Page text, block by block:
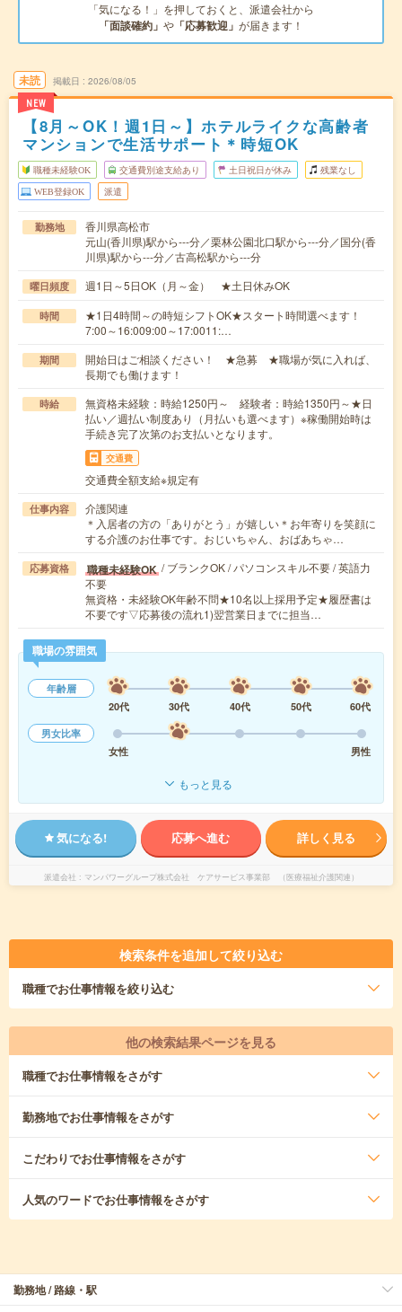
「気になる！」を押しておくと、派遣会社から
「面談確約」 や 「応募歓迎」 が届きます！
未読
NEW
掲載日 2026/08/05
【8月～OK！週1日～】ホテルライクな高齢者
マンションで生活サポート＊時短OK
職種未経験OK 交通費別途支給あり 土日祝日が休み 残業なし
WEB登録OK 派遣
勤務地
香川県高松市
元山(香川県)駅から---分／栗林公園北口駅から---分／国分(香
川県)駅から---分／古高松駅から---分
曜日頻度 週1日～5日OK（月～金） ★土日休みOK
時間
★1日4時間～の時短シフトOK★スタート時間選べます！
7:00～16:009:00～17:0011:…
期間
開始日はご相談ください！ ★急募 ★職場が気に入れば、
長期でも働けます！
時給
無資格未経験：時給1250円～ 経験者：時給1350円～★日
払い／週払い制度あり（月払いも選べます）※稼働開始時は
手続き完了次第のお支払いとなります。
交通費
交通費全額支給※規定有
仕事内容
介護関連
＊入居者の方の「ありがとう」が嬉しい＊お年寄りを笑顔に
する介護のお仕事です。おじいちゃん、おばあちゃ…
応募資格 職種未経験OK / ブランクOK / パソコンスキル不要 / 英語力
不要
無資格・未経験OK年齢不問★10名以上採用予定★履歴書は
不要です▽応募後の流れ1)翌営業日までに担当…
職場の雰囲気
年齢層
20代
30代 40代 50代
60代
男女比率
女性
男性
もっと見る
気になる! 応募へ進む 詳しく見る
派遣会社 マンパワーグループ株式会社 ケアサービス事業部 （医療福祉介護関連）
検索条件を追加して絞り込む
職種でお仕事情報を絞り込む
他の検索結果ページを見る
職種でお仕事情報をさがす
勤務地でお仕事情報をさがす
こだわりでお仕事情報をさがす
人気のワードでお仕事情報をさがす
勤務地 / 路線・駅